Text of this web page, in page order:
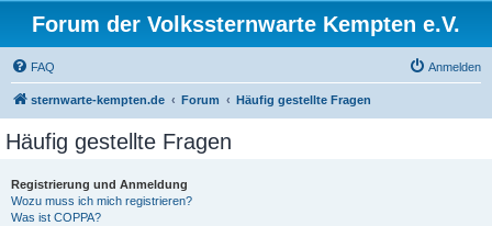
Forum der Volkssternwarte Kempten e.V.
FAQ Anmelden
sternwarte-kempten.de Forum Häufig gestellte Fragen
Häufig gestellte Fragen
Registrierung und Anmeldung
Wozu muss ich mich registrieren?
Was ist COPPA?